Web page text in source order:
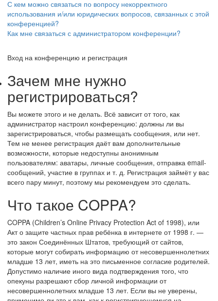
С кем можно связаться по вопросу некорректного
использования и/или юридических вопросов, связанных с этой
конференцией?
Как мне связаться с администратором конференции?
Вход на конференцию и регистрация
Зачем мне нужно
регистрироваться?
Вы можете этого и не делать. Всё зависит от того, как
администратор настроил конференцию: должны ли вы
зарегистрироваться, чтобы размещать сообщения, или нет.
Тем не менее регистрация даёт вам дополнительные
возможности, которые недоступны анонимным
пользователям: аватары, личные сообщения, отправка email-
сообщений, участие в группах и т. д. Регистрация займёт у вас
всего пару минут, поэтому мы рекомендуем это сделать.
Что такое COPPA?
COPPA (Children’s Online Privacy Protection Act of 1998), или
Акт о защите частных прав ребёнка в интернете от 1998 г. —
это закон Соединённых Штатов, требующий от сайтов,
которые могут собирать информацию от несовершеннолетних
младше 13 лет, иметь на это письменное согласие родителей.
Допустимо наличие иного вида подтверждения того, что
опекуны разрешают сбор личной информации от
несовершеннолетних младше 13 лет. Если вы не уверены,